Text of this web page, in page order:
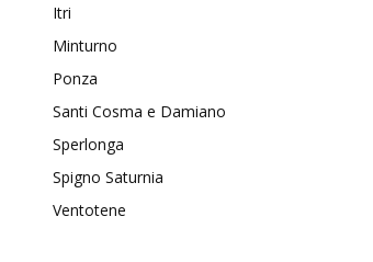
Itri
Minturno
Ponza
Santi Cosma e Damiano
Sperlonga
Spigno Saturnia
Ventotene